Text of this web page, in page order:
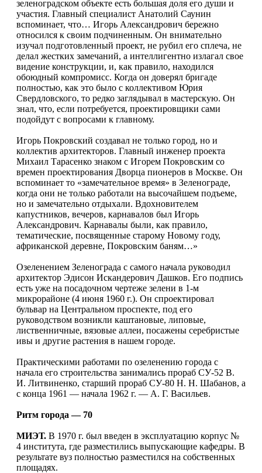
зеленоградском объекте есть большая доля его души и
участия. Главный специалист Анатолий Саунин
вспоминает, что… Игорь Александрович бережно
относился к своим подчиненным. Он внимательно
изучал подготовленный проект, не рубил его сплеча, не
делал жестких замечаний, а интеллигентно излагал свое
видение конструкции, и, как правило, находился
обоюдный компромисс. Когда он доверял бригаде
полностью, как это было с коллективом Юрия
Свердловского, то редко заглядывал в мастерскую. Он
знал, что, если потребуется, проектировщики сами
подойдут с вопросами к главному.
Игорь Покровский создавал не только город, но и
коллектив архитекторов. Главный инженер проекта
Михаил Тарасенко знаком с Игорем Покровским со
времен проектирования Дворца пионеров в Москве. Он
вспоминает то «замечательное время» в Зеленограде,
когда они не только работали на высочайшем подъеме,
но и замечательно отдыхали. Вдохновителем
капустников, вечеров, карнавалов был Игорь
Александрович. Карнавалы были, как правило,
тематические, посвященные старому Новому году,
африканской деревне, Покровским баням…»
Озеленением Зеленограда с самого начала руководил
архитектор Эдисон Искандерович Дашков. Его подпись
есть уже на посадочном чертеже зелени в 1-м
микрорайоне (4 июня 1960 г.). Он спроектировал
бульвар на Центральном проспекте, под его
руководством возникли каштановые, липовые,
лиственничные, вязовые аллеи, посажены серебристые
ивы и другие растения в нашем городе.
Практическими работами по озеленению города с
начала его строительства занимались прораб СУ-52 В.
И. Литвиненко, старший прораб СУ-80 Н. Н. Шабанов, а
с конца 1961 — начала 1962 г. — А. Г. Васильев.
Ритм города — 70
МИЭТ. В 1970 г. был введен в эксплуатацию корпус №
4 института, где разместились выпускающие кафедры. В
результате вуз полностью разместился на собственных
площадях.